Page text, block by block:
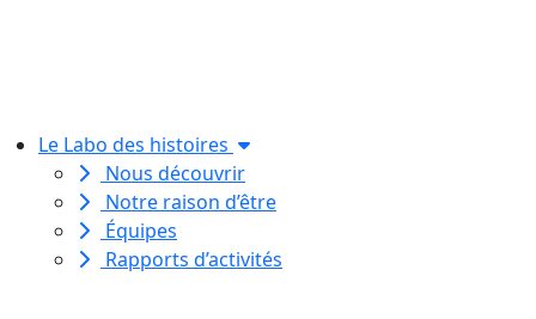
Le Labo des histoires
Nous découvrir
Notre raison d’être
Équipes
Rapports d’activités